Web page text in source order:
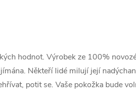
hodnot. Výrobek ze 100%
Někteří lidé milují její
potit se. Vaše pokožka bude